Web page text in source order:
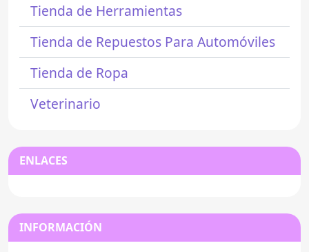
Tienda de Herramientas
Tienda de Repuestos Para Automóviles
Tienda de Ropa
Veterinario
ENLACES
INFORMACIÓN